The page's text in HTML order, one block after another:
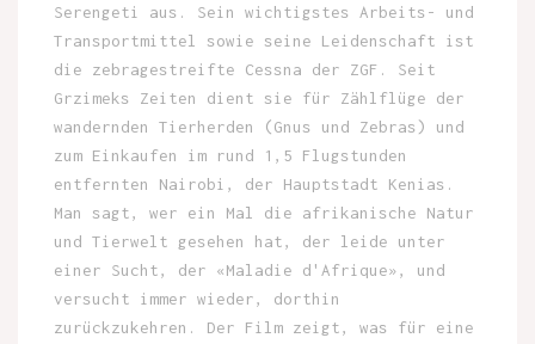
Serengeti aus. Sein wichtigstes Arbeits- und
Transportmittel sowie seine Leidenschaft ist
die zebragestreifte Cessna der ZGF. Seit
Grzimeks Zeiten dient sie für Zählflüge der
wandernden Tierherden (Gnus und Zebras) und
zum Einkaufen im rund 1,5 Flugstunden
entfernten Nairobi, der Hauptstadt Kenias.
Man sagt, wer ein Mal die afrikanische Natur
und Tierwelt gesehen hat, der leide unter
einer Sucht, der «Maladie d'Afrique», und
versucht immer wieder, dorthin
zurückzukehren. Der Film zeigt, was für eine